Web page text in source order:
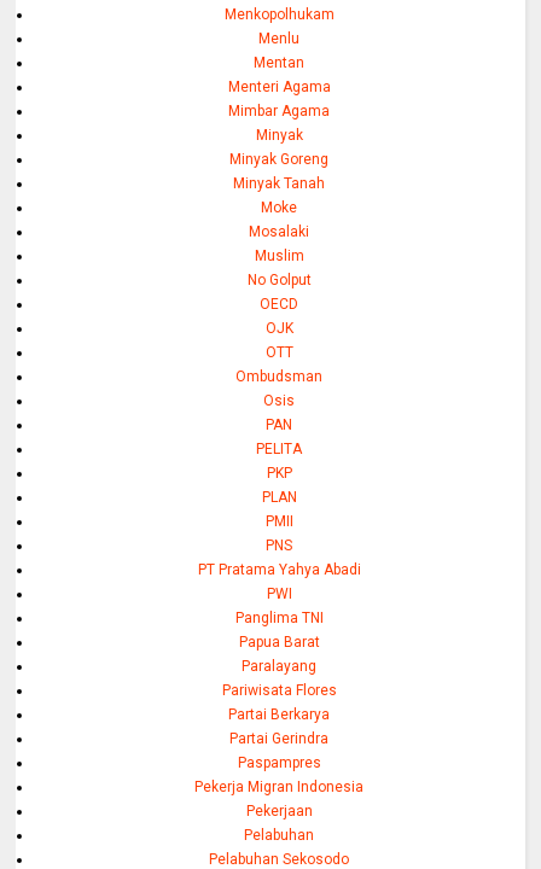
Menkopolhukam
Menlu
Mentan
Menteri Agama
Mimbar Agama
Minyak
Minyak Goreng
Minyak Tanah
Moke
Mosalaki
Muslim
No Golput
OECD
OJK
OTT
Ombudsman
Osis
PAN
PELITA
PKP
PLAN
PMII
PNS
PT Pratama Yahya Abadi
PWI
Panglima TNI
Papua Barat
Paralayang
Pariwisata Flores
Partai Berkarya
Partai Gerindra
Paspampres
Pekerja Migran Indonesia
Pekerjaan
Pelabuhan
Pelabuhan Sekosodo